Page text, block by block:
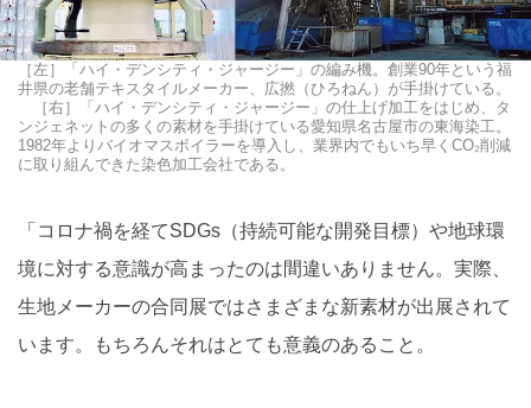
［左］「ハイ・デンシティ・ジャージー」の編み機。創業90年という福
井県の老舗テキスタイルメーカー、広撚（ひろねん）が手掛けている。
［右］「ハイ・デンシティ・ジャージー」の仕上げ加工をはじめ、タ
ンジェネットの多くの素材を手掛けている愛知県名古屋市の東海染工。
1982年よりバイオマスボイラーを導入し、業界内でもいち早くCO₂削減
に取り組んできた染色加工会社である。
「コロナ禍を経てSDGs（持続可能な開発目標）や地球環
境に対する意識が高まったのは間違いありません。実際、
生地メーカーの合同展ではさまざまな新素材が出展されて
います。もちろんそれはとても意義のあること。